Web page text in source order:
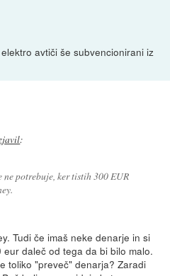
avtiči še subvencionirani iz
:
ne potrebuje, ker tistih 300 EUR
Tudi če imaš neke denarje in si
daleč od tega da bi bilo malo.
toliko "preveč" denarja? Zaradi